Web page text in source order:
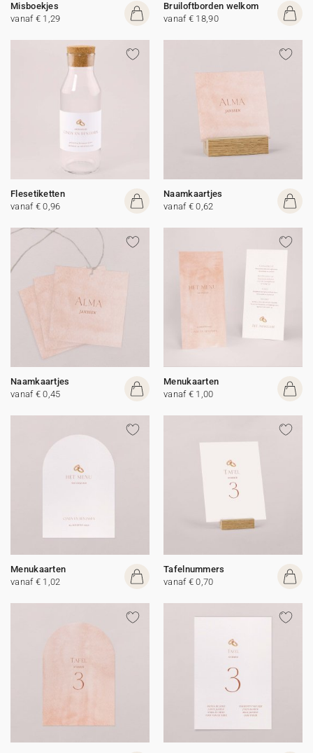
Misboekjes
vanaf € 1,29
Bruiloftborden welkom
vanaf € 18,90
Flesetiketten
vanaf € 0,96
Naamkaartjes
vanaf € 0,62
Naamkaartjes
vanaf € 0,45
Menukaarten
vanaf € 1,00
Menukaarten
vanaf € 1,02
Tafelnummers
vanaf € 0,70